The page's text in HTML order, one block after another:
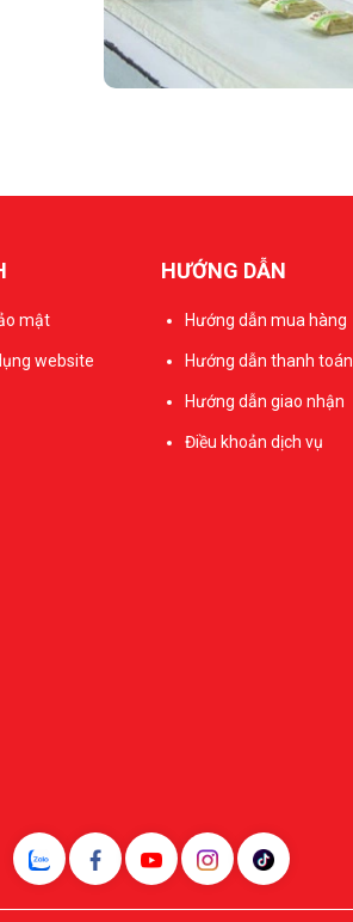
mật
website
HƯỚNG DẪN
Hướng dẫn mua hàng
Hướng dẫn thanh toán
Hướng dẫn giao nhận
Điều khoản dịch vụ